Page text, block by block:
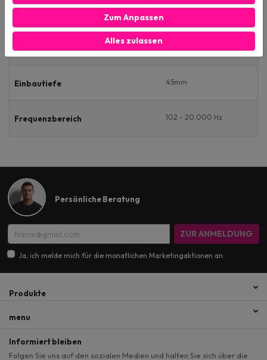
Impedanz
Einbautiefe 45mm
Frequenzbereich 102 - 20.000 Hz
Persönliche Beratung
ZUR ANMELDUNG
Ja, ich melde mich für die monatlichen Marketingaktionen an
Produkte
menu
Informiert bleiben
Folgen Sie uns auf den sozialen Medien und halten Sie sich über die
Zum Anpassen
Alles zulassen